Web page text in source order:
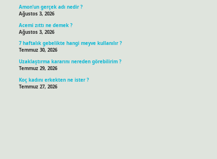
Amon’un gerçek adı nedir ?
Ağustos 3, 2026
Acemi zıttı ne demek ?
Ağustos 3, 2026
7 haftalık gebelikte hangi meyve kullanılır ?
Temmuz 30, 2026
Uzaklaştırma kararını nereden görebilirim ?
Temmuz 29, 2026
Koç kadını erkekten ne ister ?
Temmuz 27, 2026